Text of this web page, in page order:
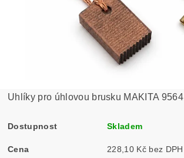
Uhlíky pro úhlovou brusku MAKITA 9564
Dostupnost Skladem
Cena 228,10 Kč bez DPH